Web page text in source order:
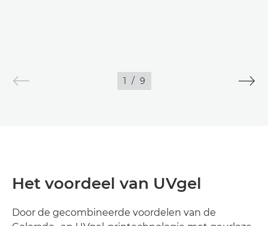
1 / 9
Het voordeel van UVgel
Door de gecombineerde voordelen van de